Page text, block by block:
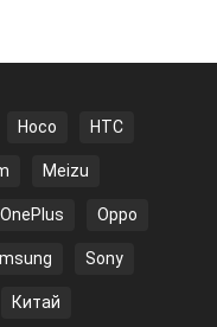
Hoco HTC
Meizu
OnePlus Oppo
Sony
Китай